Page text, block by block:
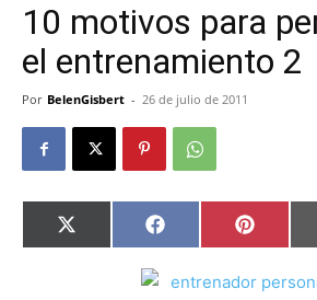
10 motivos para
el entrenamiento 2
Por BelenGisbert - 26 de julio de 2011
Compartir
en
X
(Twitter)
Compartir
en
Facebook
en
Pinterest